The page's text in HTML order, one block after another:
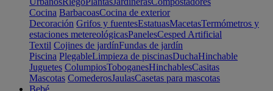
Cocina BarbacoasCocina de exterior
Decoración Grifos y fuentesEstatuasMacetasTermómetros y
estaciones metereológicasPanelesCesped Artificial
Textil Cojines de jardínFundas de jardín
Piscina PlegableLimpieza de piscinasDuchaHinchable
Juguetes ColumpiosToboganesHinchablesCasitas
Mascotas ComederosJaulasCasetas para mascotas
Bebé